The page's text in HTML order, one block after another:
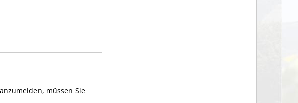
müssen Sie